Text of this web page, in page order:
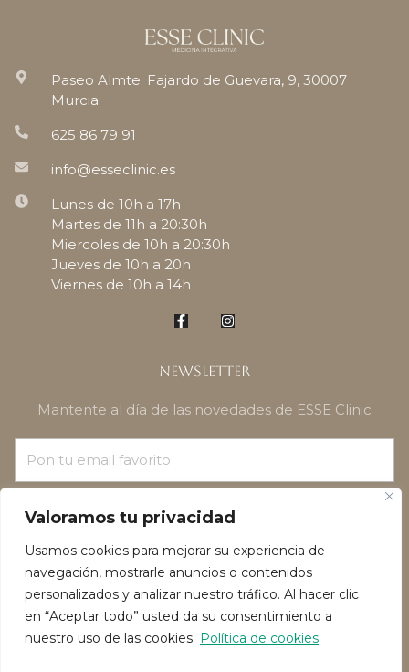
Valoramos tu privacidad
Usamos cookies para mejorar su experiencia de
navegación, mostrarle anuncios o contenidos
personalizados y analizar nuestro tráfico. Al hacer clic
en “Aceptar todo” usted da su consentimiento a
nuestro uso de las cookies. Política de cookies
Paseo Almte. Fajardo de Guevara, 9, 30007
Murcia
625 86 79 91
info@esseclinic.es
Lunes de 10h a 17h
Martes de 11h a 20:30h
Miercoles de 10h a 20:30h
Jueves de 10h a 20h
Viernes de 10h a 14h
Newsletter
Mantente al día de las novedades de ESSE Clinic
¡SUSCRÍBETE!
Política de privacidadPolítica de Cookies